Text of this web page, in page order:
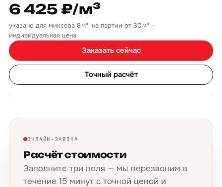
6 425 ₽/м³
указано для миксера 8 м³; на партии от 30 м³ —
индивидуальная цена
Заказать сейчас
Точный расчёт
ОНЛАЙН-ЗАЯВКА
Расчёт стоимости
Заполните три поля — мы перезвоним в
течение 15 минут с точной ценой и